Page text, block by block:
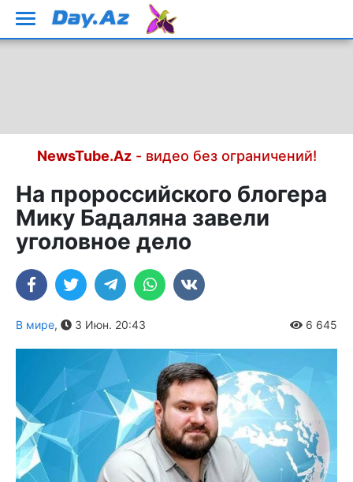
NewsTube.Az- видео без ограничений!
На пророссийского блогера
Мику Бадаляна завели
уголовное дело
В мире, 3 Июн. 20:43 6 645